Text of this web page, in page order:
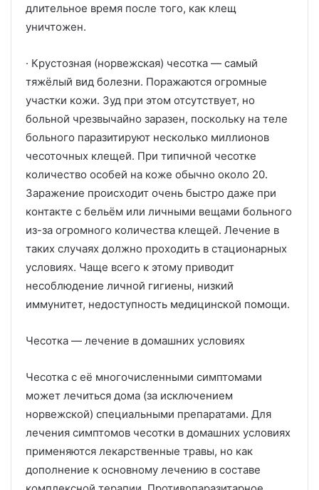
длительное время после того, как клещ
уничтожен.
· Крустозная (норвежская) чесотка — самый
тяжёлый вид болезни. Поражаются огромные
участки кожи. Зуд при этом отсутствует, но
больной чрезвычайно заразен, поскольку на теле
больного паразитируют несколько миллионов
чесоточных клещей. При типичной чесотке
количество особей на коже обычно около 20.
Заражение происходит очень быстро даже при
контакте с бельём или личными вещами больного
из-за огромного количества клещей. Лечение в
таких случаях должно проходить в стационарных
условиях. Чаще всего к этому приводит
несоблюдение личной гигиены, низкий
иммунитет, недоступность медицинской помощи.
Чесотка — лечение в домашних условиях
Чесотка с её многочисленными симптомами
может лечиться дома (за исключением
норвежской) специальными препаратами. Для
лечения симптомов чесотки в домашних условиях
применяются лекарственные травы, но как
дополнение к основному лечению в составе